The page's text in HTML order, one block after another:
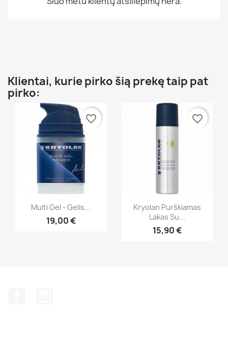
Klientai, kurie pirko šią prekę taip pat
pirko:
Greita peržiūra
Multi Gel - Gelis...
19,00 €
favorite_border
Greita peržiūra
+1
Kryolan Purškiamas
Lakas Su...
15,90 €
favorite_border